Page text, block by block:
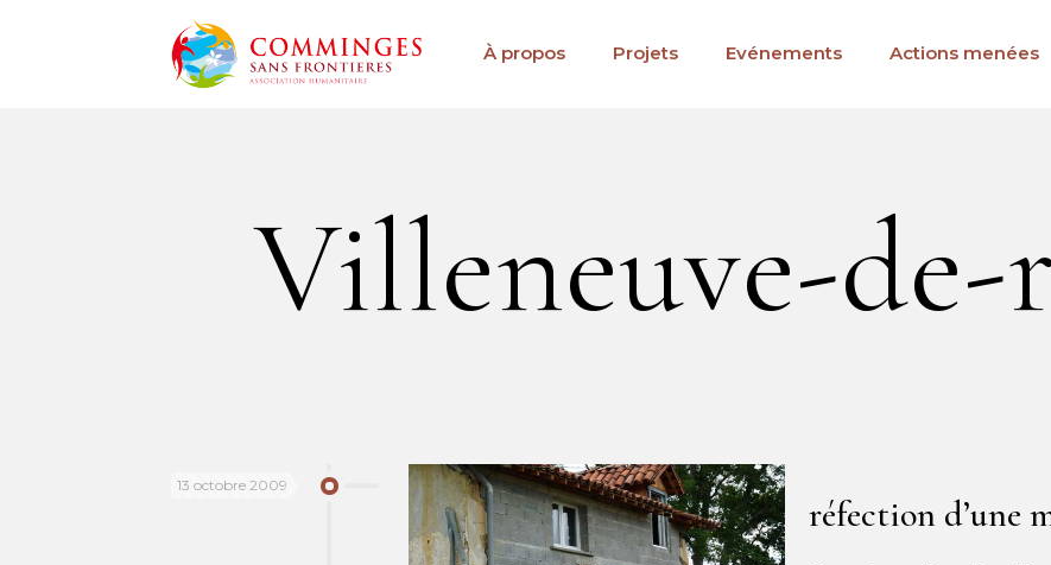
À propos Projets Evénements Actions menées
Villeneuve-
13 octobre 2009
réfection d’une